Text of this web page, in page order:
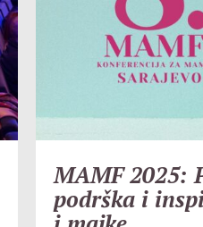
MAMF 2025:
podrška i